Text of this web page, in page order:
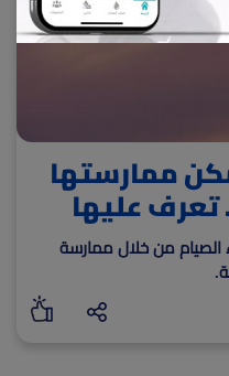
ممارستها
تعرف عليها
الصيام من خلال ممارسة